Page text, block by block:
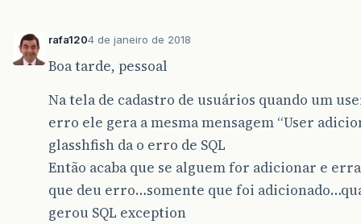
rafa1204 de janeiro de 2018
Boa tarde, pessoal
Na tela de cadastro de usuários quando um
erro ele gera a mesma mensagem “User
glasshfish da o erro de SQL
Então acaba que se alguem for adicionar e
que deu erro…somente que foi
gerou SQL exception